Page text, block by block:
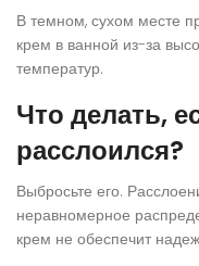
В темном, сухом месте
крем в ванной из-за
температур.
Что делать,
расслоился?
Выбросьте его.
неравномерное
крем не обеспечит